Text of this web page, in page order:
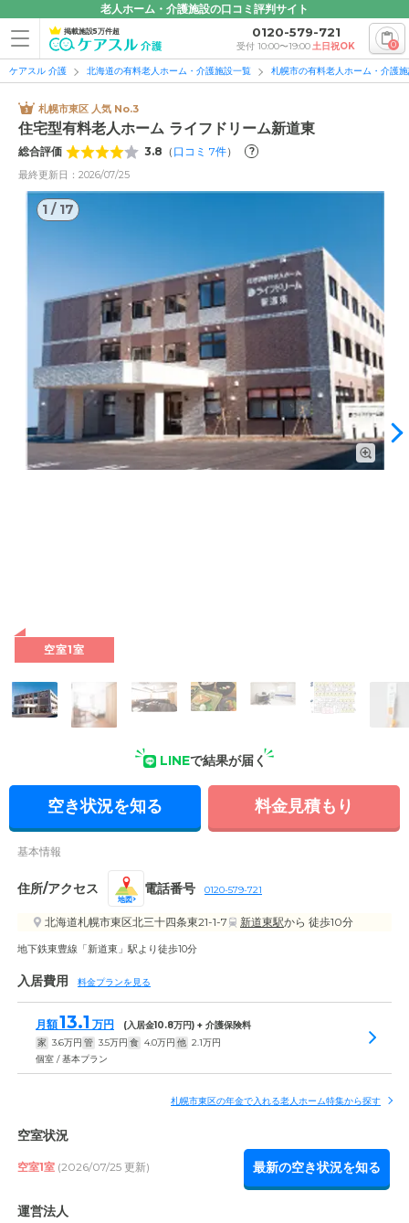
老人ホーム・介護施設の口コミ評判サイト
掲載施設5万件超 0120-579-721
受付 10:00〜19:00土日祝OK 0
ケアスル 介護 北海道の有料老人ホーム・介護施設一覧 札幌市の有料老人ホーム・介護
札幌市東区 人気 No.3
住宅型有料老人ホーム ライフドリーム新道東
総合評価 3.8 （ 口コミ 7件） ?
最終更新日：2026/07/25
1 / 17
空室1室
LINEで結果が届く
空き状況を知る 料金見積もり
基本情報
住所/アクセス
地図
電話番号 0120-579-721
北海道札幌市東区北三十四条東21-1-7 新道東駅から 徒歩10分
地下鉄東豊線「新道東」駅より徒歩10分
入居費用 料金プランを見る
月額13.1 万円 (入居金10.8万円) + 介護保険料
家 3.6万円 管 3.5万円 食 4.0万円 他 2.1万円
個室 / 基本プラン
札幌市東区の年金で入れる老人ホーム特集から探す
空室状況
空室1室 (2026/07/25 更新) 最新の空き状況を知る
運営法人